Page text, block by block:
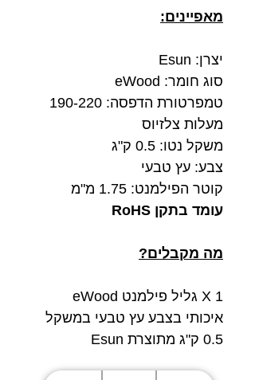
מאפיינים:
יצרן: Esun
סוג חומר: eWood
טמפרטורת הדפסה: 190-220
מעלות צלזיוס
משקל נטו: 0.5 ק"ג
צבע: עץ טבעי
קוטר הפילמנט: 1.75 מ"מ
עומד בתקן RoHS
מה מקבלים?
1 X גליל פילמנט eWood
איכותי בצבע עץ טבעי במשקל
0.5 ק"ג מתוצרת Esun